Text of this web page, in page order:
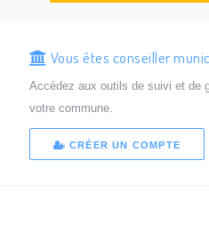
Vous êtes conseiller
Accédez aux outils de suivi et de
votre commune.
CRÉER UN COMPTE